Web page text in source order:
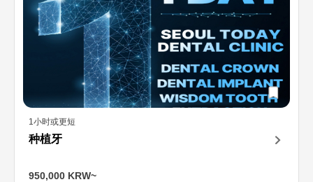
1小时或更短
种植牙
950,000 KRW~